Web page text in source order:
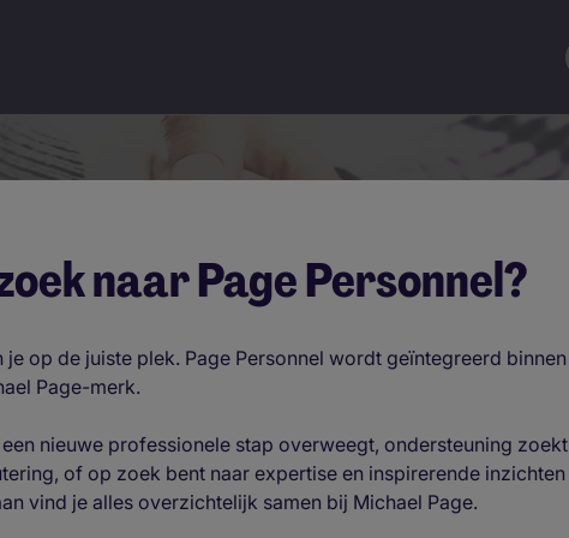
naar Page Personnel?
je op de juiste plek. Page Personnel wordt geïntegreerd binnen
Page-merk.
een nieuwe professionele stap overweegt, ondersteuning zoekt
of op zoek bent naar expertise en inspirerende inzichten
vind je alles overzichtelijk samen bij Michael Page.